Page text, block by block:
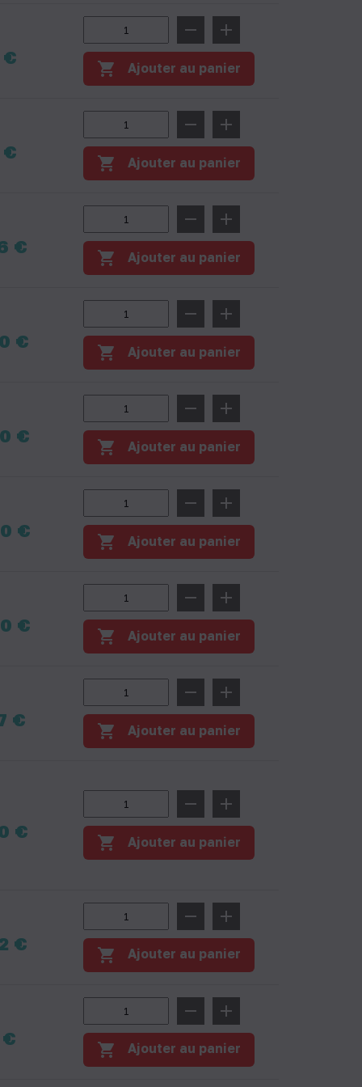
€
remove
add
shopping_cart
Ajouter au panier
€
remove
add
shopping_cart
Ajouter au panier
€
remove
add
shopping_cart
Ajouter au panier
€
remove
add
shopping_cart
Ajouter au panier
€
remove
add
shopping_cart
Ajouter au panier
€
remove
add
shopping_cart
Ajouter au panier
€
remove
add
shopping_cart
Ajouter au panier
€
remove
add
shopping_cart
Ajouter au panier
€
remove
add
shopping_cart
Ajouter au panier
€
remove
add
shopping_cart
Ajouter au panier
€
remove
add
shopping_cart
Ajouter au panier